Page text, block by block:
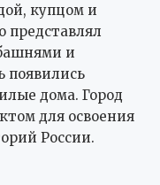
купцом и
представлял
и
появились
дома. Город
для освоения
России.